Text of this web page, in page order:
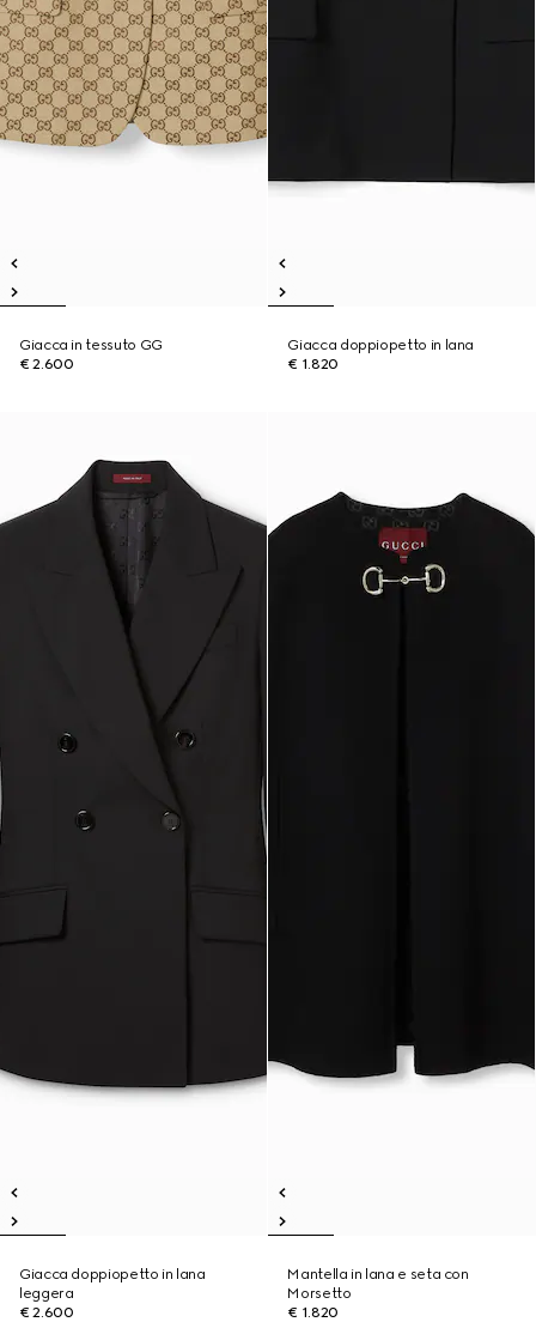
Giacca in tessuto GG
€ 2.600
Giacca doppiopetto in lana
€ 1.820
Giacca doppiopetto in lana
leggera
€ 2.600
Mantella in lana e seta con
Morsetto
€ 1.820